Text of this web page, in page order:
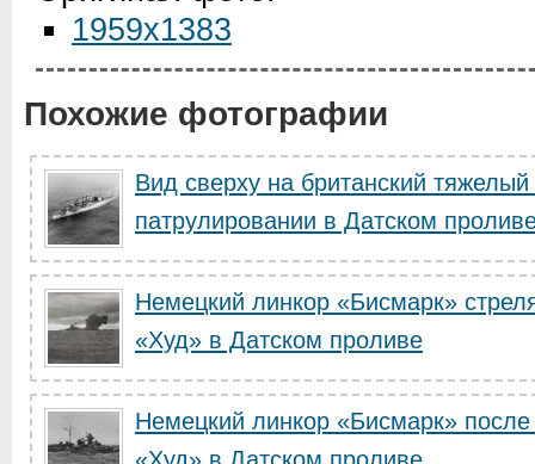
1959x1383
Похожие фотографии
Вид сверху на британский
патрулировании в Датском
Немецкий линкор «Бисмарк»
«Худ» в Датском проливе
Немецкий линкор «Бисмарк»